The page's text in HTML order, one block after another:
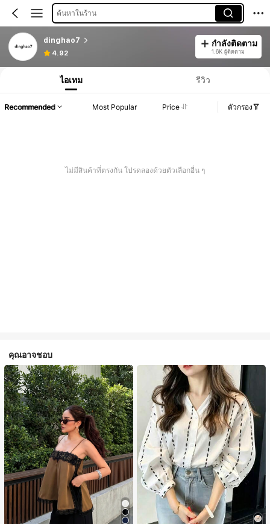
ค้นหาในร้าน
dinghao7
4.92
กำลังติดตาม
1.6K ผู้ติดตาม
ไอเทม รีวิว
Recommended Most Popular Price ตัวกรอง
ไม่มีสินค้าที่ตรงกัน โปรดลองด้วยตัวเลือกอื่น ๆ
คุณอาจชอบ